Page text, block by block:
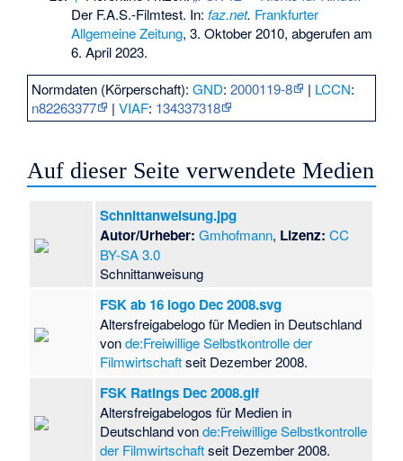
Der F.A.S.-Filmtest. In:faz.net. Frankfurter
Allgemeine Zeitung, 3. Oktober 2010, abgerufen am
6. April 2023.
Normdaten (Körperschaft):GND:2000119-8 | LCCN:
n82263377
|VIAF: 134337318
Auf dieser Seite verwendete Medien
Schnittanweisung.jpg
Autor/Urheber: Gmhofmann, Lizenz: CC
BY-SA 3.0
Schnittanweisung
FSK ab 16 logo Dec 2008.svg
Altersfreigabelogo für Medien in Deutschland
vonde:Freiwillige Selbstkontrolle der
Filmwirtschaftseit Dezember 2008.
FSK Ratings Dec 2008.gif
Altersfreigabelogos für Medien in
Deutschland vonde:Freiwillige Selbstkontrolle
der Filmwirtschaftseit Dezember 2008.